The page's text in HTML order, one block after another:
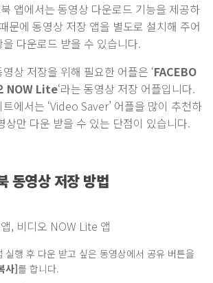
앱에서는 동영상 다운로드 기능을 제공하
문에 동영상 저장 앱을 별도로 설치해 주어
다운로드 받을 수 있습니다.
상 저장을 위해 필요한 어플은 ‘FACEBO
NOW Lite‘라는 동영상 저장 어플입니다.
에서는 ‘Video Saver’ 어플을 많이 추천하
상만 다운 받을 수 있는 단점이 있습니다.
동영상 저장 방법
, 비디오 NOW Lite 앱
실행 후 다운 받고 싶은 동영상에서 공유 버튼을
사]를 합니다.